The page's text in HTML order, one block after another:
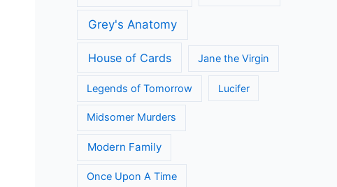
Grey's Anatomy
House of Cards Jane the Virgin
Legends of Tomorrow Lucifer
Midsomer Murders
Modern Family
Once Upon A Time